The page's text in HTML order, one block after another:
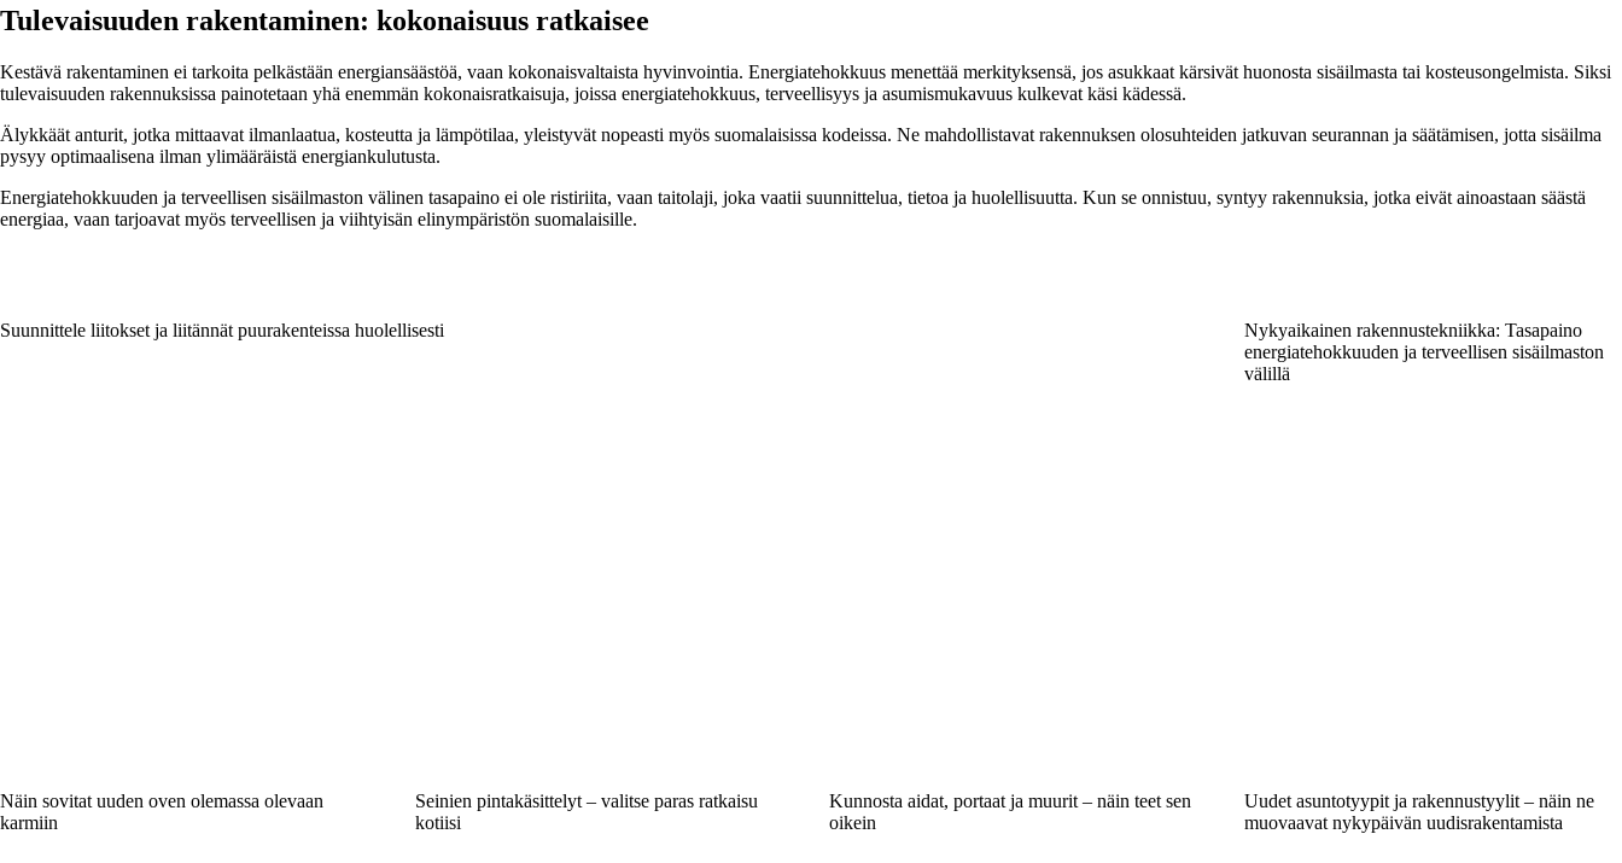
Tulevaisuuden rakentaminen: kokonaisuus ratkaisee
Kestävä rakentaminen ei tarkoita pelkästään energiansäästöä, vaan kokonaisvaltaista hyvinvointia. Energiatehokkuus menettää merkityksensä, jos asukkaat kärsivät huonosta sisäilmasta tai kosteusongelmista. Siksi
tulevaisuuden rakennuksissa painotetaan yhä enemmän kokonaisratkaisuja, joissa energiatehokkuus, terveellisyys ja asumismukavuus kulkevat käsi kädessä.
Älykkäät anturit, jotka mittaavat ilmanlaatua, kosteutta ja lämpötilaa, yleistyvät nopeasti myös suomalaisissa kodeissa. Ne mahdollistavat rakennuksen olosuhteiden jatkuvan seurannan ja säätämisen, jotta sisäilma
pysyy optimaalisena ilman ylimääräistä energiankulutusta.
Energiatehokkuuden ja terveellisen sisäilmaston välinen tasapaino ei ole ristiriita, vaan taitolaji, joka vaatii suunnittelua, tietoa ja huolellisuutta. Kun se onnistuu, syntyy rakennuksia, jotka eivät ainoastaan säästä
energiaa, vaan tarjoavat myös terveellisen ja viihtyisän elinympäristön suomalaisille.
Suunnittele liitokset ja liitännät puurakenteissa huolellisesti
Nykyaikainen rakennustekniikka: Tasapaino
energiatehokkuuden ja terveellisen sisäilmaston
välillä
Näin sovitat uuden oven olemassa olevaan
karmiin
Seinien pintakäsittelyt – valitse paras ratkaisu
kotiisi
Kunnosta aidat, portaat ja muurit – näin teet sen
oikein
Uudet asuntotyypit ja rakennustyylit – näin ne
muovaavat nykypäivän uudisrakentamista